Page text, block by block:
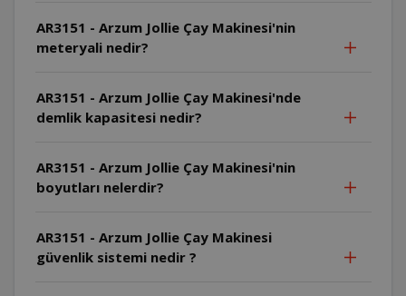
AR3151 - Arzum Jollie Çay Makinesi'nin
meteryali nedir?
AR3151 - Arzum Jollie Çay Makinesi'nde
demlik kapasitesi nedir?
AR3151 - Arzum Jollie Çay Makinesi'nin
boyutları nelerdir?
AR3151 - Arzum Jollie Çay Makinesi
güvenlik sistemi nedir ?